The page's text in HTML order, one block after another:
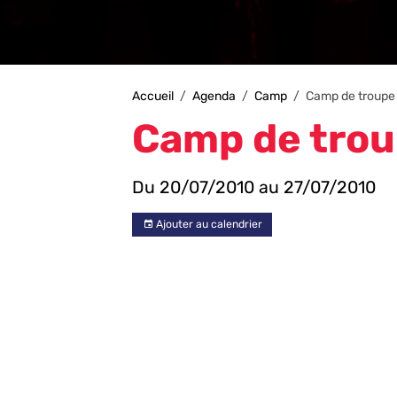
Accueil Agenda Camp Camp de troupe
Camp de
Du 20/07/2010 au 27/07/2010
Ajouter au calendrier